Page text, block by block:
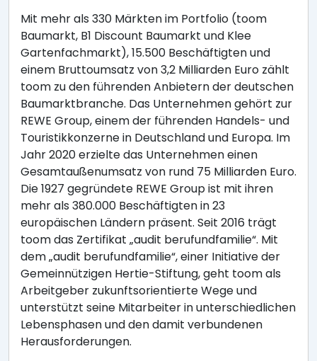
Mit mehr als 330 Märkten im Portfolio (toom
Baumarkt, B1 Discount Baumarkt und Klee
Gartenfachmarkt), 15.500 Beschäftigten und
einem Bruttoumsatz von 3,2 Milliarden Euro zählt
toom zu den führenden Anbietern der deutschen
Baumarktbranche. Das Unternehmen gehört zur
REWE Group, einem der führenden Handels- und
Touristikkonzerne in Deutschland und Europa. Im
Jahr 2020 erzielte das Unternehmen einen
Gesamtaußenumsatz von rund 75 Milliarden Euro.
Die 1927 gegründete REWE Group ist mit ihren
mehr als 380.000 Beschäftigten in 23
europäischen Ländern präsent. Seit 2016 trägt
toom das Zertifikat „audit berufundfamilie“. Mit
dem „audit berufundfamilie“, einer Initiative der
Gemeinnützigen Hertie-Stiftung, geht toom als
Arbeitgeber zukunftsorientierte Wege und
unterstützt seine Mitarbeiter in unterschiedlichen
Lebensphasen und den damit verbundenen
Herausforderungen.